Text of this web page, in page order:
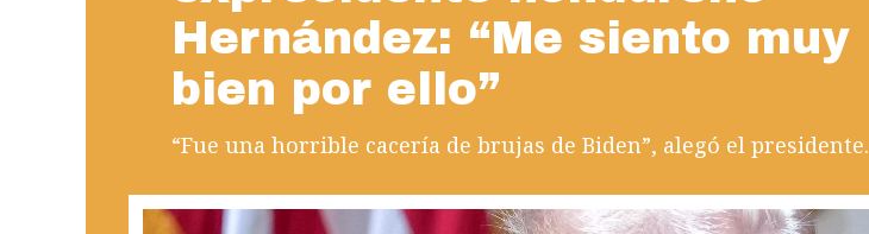
Hernández: “Me siento muy
bien por ello”
“Fue una horrible cacería de brujas de Biden”, alegó el presidente.